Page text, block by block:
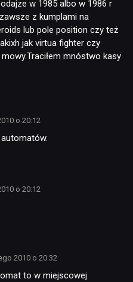
w 1985 albo w 1986 r
z kumplami na
lub pole position czy też
jak virtua fighter czy
mnóstwo kasy
o 20:12
automatów.
o 20:12
2010 o 20:32
to w miejscowej